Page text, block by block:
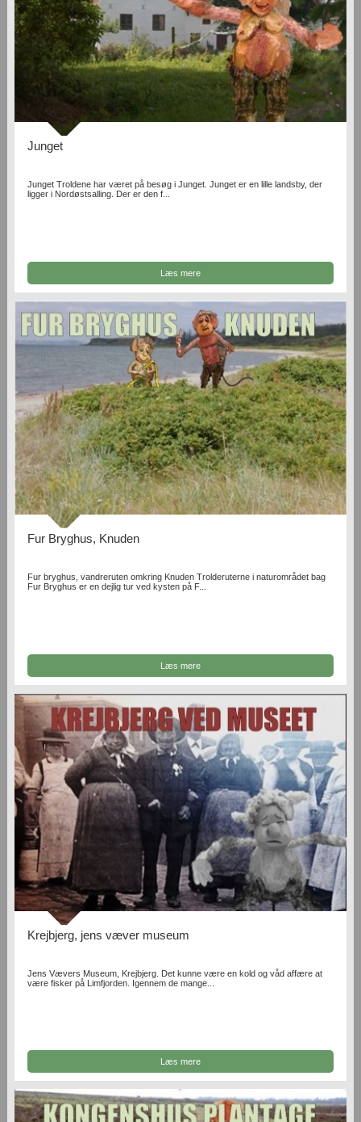
Junget
Junget Troldene har været på besøg i Junget. Junget er en lille landsby, der
ligger i Nordøstsalling. Der er den f...
Læs mere
Fur Bryghus, Knuden
Fur bryghus, vandreruten omkring Knuden Trolderuterne i naturområdet bag
Fur Bryghus er en dejlig tur ved kysten på F...
Læs mere
Krejbjerg, jens væver museum
Jens Vævers Museum, Krejbjerg. Det kunne være en kold og våd affære at
være fisker på Limfjorden. Igennem de mange...
Læs mere